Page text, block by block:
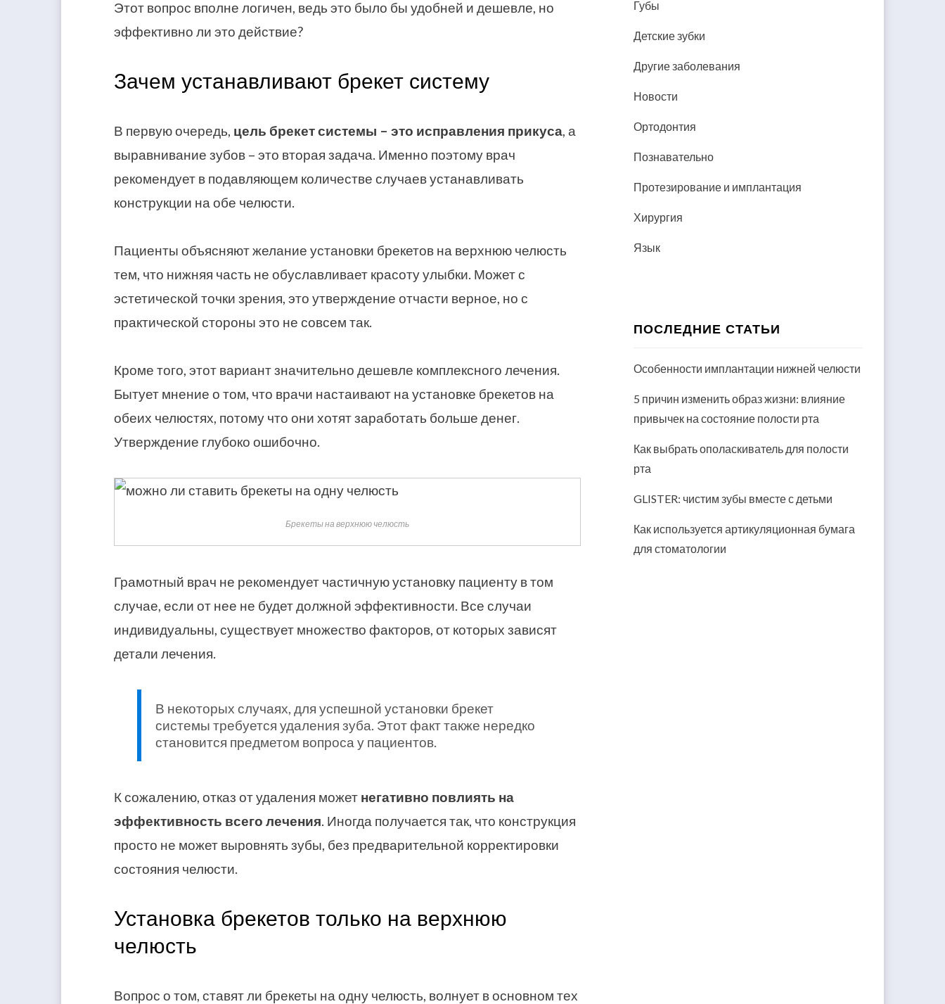
Этот вопрос вполне логичен, ведь это было бы удобней и дешевле, но
эффективно ли это действие?
Зачем устанавливают брекет систему
В первую очередь, цель брекет системы – это исправления прикуса, а
выравнивание зубов – это вторая задача. Именно поэтому врач
рекомендует в подавляющем количестве случаев устанавливать
конструкции на обе челюсти.
Пациенты объясняют желание установки брекетов на верхнюю челюсть
тем, что нижняя часть не обуславливает красоту улыбки. Может с
эстетической точки зрения, это утверждение отчасти верное, но с
практической стороны это не совсем так.
Кроме того, этот вариант значительно дешевле комплексного лечения.
Бытует мнение о том, что врачи настаивают на установке брекетов на
обеих челюстях, потому что они хотят заработать больше денег.
Утверждение глубоко ошибочно.
Брекеты на верхнюю челюсть
Грамотный врач не рекомендует частичную установку пациенту в том
случае, если от нее не будет должной эффективности. Все случаи
индивидуальны, существует множество факторов, от которых зависят
детали лечения.
В некоторых случаях, для успешной установки брекет
системы требуется удаления зуба. Этот факт также нередко
становится предметом вопроса у пациентов.
К сожалению, отказ от удаления может негативно повлиять на
эффективность всего лечения. Иногда получается так, что конструкция
просто не может выровнять зубы, без предварительной корректировки
состояния челюсти.
Установка брекетов только на верхнюю
челюсть
Вопрос о том, ставят ли брекеты на одну челюсть, волнует в основном тех
Губы
Детские зубки
Другие заболевания
Новости
Ортодонтия
Познавательно
Протезирование и имплантация
Хирургия
Язык
ПОСЛЕДНИЕ СТАТЬИ
Особенности имплантации нижней челюсти
5 причин изменить образ жизни: влияние
привычек на состояние полости рта
Как выбрать ополаскиватель для полости
рта
GLISTER: чистим зубы вместе с детьми
Как используется артикуляционная бумага
для стоматологии